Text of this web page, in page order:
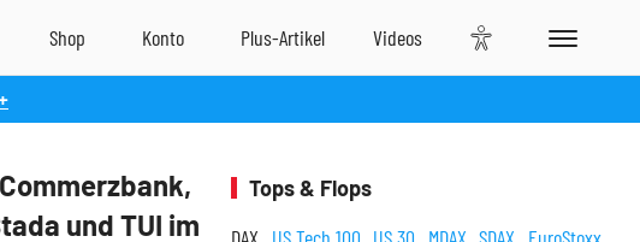
und TUI im
Tops & Flops